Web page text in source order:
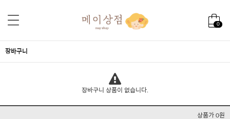
0
장바구니
장바구니 상품이 없습니다.
상품가 0원